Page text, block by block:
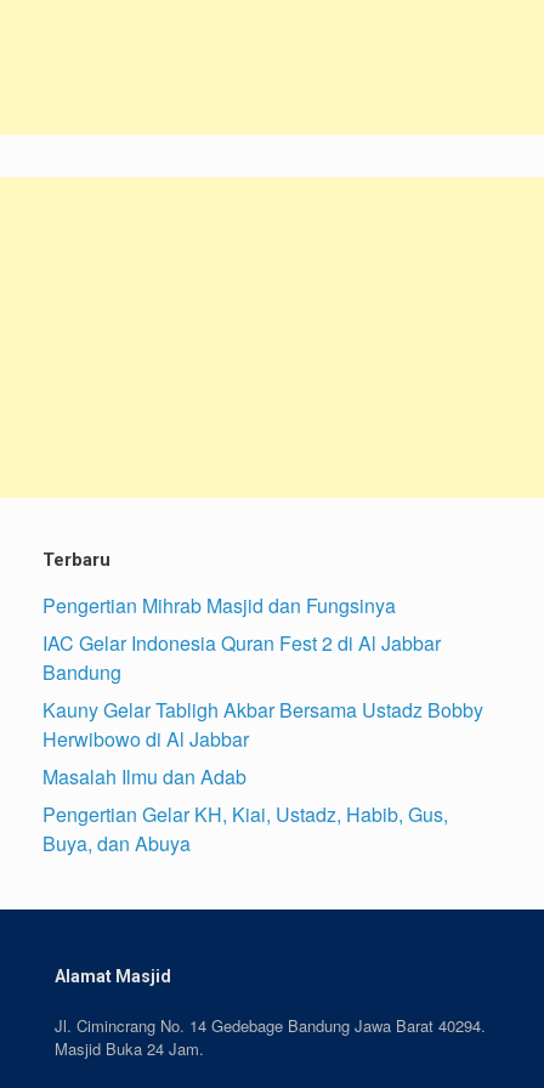
Terbaru
Pengertian Mihrab Masjid dan Fungsinya
IAC Gelar Indonesia Quran Fest 2 di Al Jabbar
Bandung
Kauny Gelar Tabligh Akbar Bersama Ustadz Bobby
Herwibowo di Al Jabbar
Masalah Ilmu dan Adab
Pengertian Gelar KH, Kiai, Ustadz, Habib, Gus,
Buya, dan Abuya
Alamat Masjid
Jl. Cimincrang No. 14 Gedebage Bandung Jawa Barat 40294.
Masjid Buka 24 Jam.